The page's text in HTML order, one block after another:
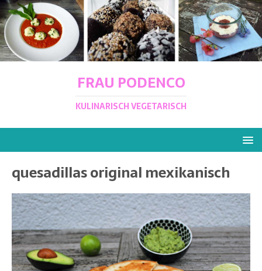
FRAU PODENCO
KULINARISCH VEGETARISCH
quesadillas original mexikanisch